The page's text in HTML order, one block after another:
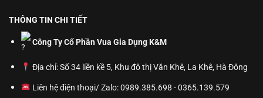
THÔNG TIN CHI TIẾT
Công Ty Cổ Phần Vua Gia Dụng K&M
Địa chỉ: Số 34 liền kề 5, Khu đô thị Văn Khê, La Khê, Hà Đông
Liên hệ điện thoại/ Zalo: 0989.385.698 - 0365.139.579